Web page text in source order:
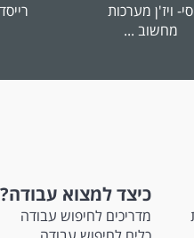
סי- ויז'ן מערכות
מחשוב ...
כיצד למצוא עבודה?
מדריכים לחיפוש עבודה